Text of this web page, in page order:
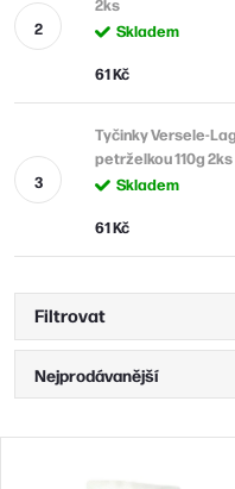
Skladem
61 Kč
Tyčinky Versele-
petrželkou 110g 2ks
Skladem
61 Kč
Filtrovat
Ř
a
z
Nejprodávanější
V